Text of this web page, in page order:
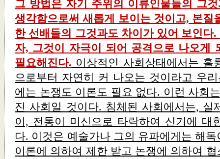
그 방법은 자기 주위의 이류인물들의 그
생각함으로써 새롭게 보이는 것이고, 본질
한 선배들의 그것과도 차이가 있어 보인다
자, 그것이 자극이 되어 공격으로 나오게
필요해진다. 이상적인 사회상태에서는 훌
으로부터 자연히 커 나오는 것이라고 우
에는 논쟁도 이론도 필요 없다. 이런 사회
진 사회일 것이다. 침체된 사회에서는, 실
이, 전통이 미신으로 타락하여 신기에 대
다. 이것은 예술가나 그의 유파에게는 해
이론에 의하여 제한 받고 논쟁에 의하여